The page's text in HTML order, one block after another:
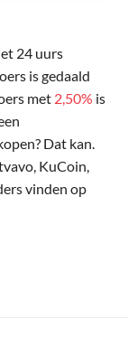
24 uurs
is gedaald
met 2,50% is
Dat kan.
KuCoin,
vinden op